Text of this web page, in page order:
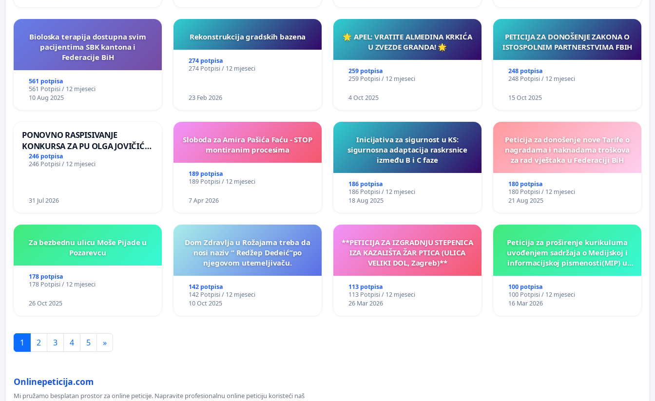
Bioloska terapija dostupna svim
pacijentima SBK kantona i
Federacije BiH
561 potpisa
561 Potpisi / 12 mjeseci
10 Aug 2025
Rekonstrukcija gradskih bazena
274 potpisa
274 Potpisi / 12 mjeseci
23 Feb 2026
🌟 APEL: VRATITE ALMEDINA KRKIĆA
U ZVEZDE GRANDA! 🌟
259 potpisa
259 Potpisi / 12 mjeseci
4 Oct 2025
PETICIJA ZA DONOŠENJE ZAKONA O
ISTOSPOLNIM PARTNERSTVIMA FBIH
248 potpisa
248 Potpisi / 12 mjeseci
15 Oct 2025
PONOVNO RASPISIVANJE
KONKURSA ZA PU OLGA JOVIČIĆ
RITA KRALJEVO
246 potpisa
246 Potpisi / 12 mjeseci
31 Jul 2026
Sloboda za Amira Pašića Faću - STOP
montiranim procesima
189 potpisa
189 Potpisi / 12 mjeseci
7 Apr 2026
Inicijativa za sigurnost u KS:
sigurnosna adaptacija raskrsnice
između B i C faze
186 potpisa
186 Potpisi / 12 mjeseci
18 Aug 2025
Peticija za donošenje nove Tarife o
nagradama i naknadama troškova
za rad vještaka u Federaciji BiH
180 potpisa
180 Potpisi / 12 mjeseci
21 Aug 2025
Za bezbednu ulicu Moše Pijade u
Pozarevcu
178 potpisa
178 Potpisi / 12 mjeseci
26 Oct 2025
Dom Zdravlja u Rožajama treba da
nosi naziv “ Redžep Dedeić”po
njegovom utemeljivaču.
142 potpisa
142 Potpisi / 12 mjeseci
10 Oct 2025
**PETICIJA ZA IZGRADNJU STEPENICA
IZA KAZALIŠTA ŽAR PTICA (ULICA
VELIKI DOL, Zagreb)**
113 potpisa
113 Potpisi / 12 mjeseci
26 Mar 2026
Peticija za proširenje kurikuluma
uvođenjem sadržaja o Medijskoj i
informacijskoj pismenosti(MIP) u
Kantonu Sarajevo po kros-
kurikularnom modelu (u okviru više
100 potpisa
100 Potpisi / 12 mjeseci
16 Mar 2026
1 2 3 4 5 »
Onlinepeticija.com
Mi pružamo besplatan prostor za online peticije. Napravite profesionalnu online peticiju koristeći naš